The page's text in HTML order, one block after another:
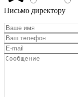
Письмо директору